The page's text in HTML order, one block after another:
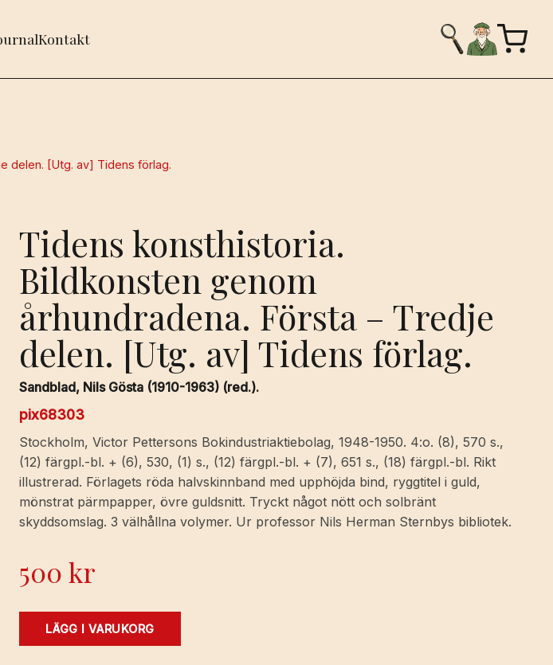
Kontakt
delen. [Utg. av] Tidens förlag.
Tidens konsthistoria.
Bildkonsten genom
århundradena. Första – Tredje
delen. [Utg. av] Tidens förlag.
Sandblad, Nils Gösta (1910-1963) (red.).
pix68303
Stockholm, Victor Pettersons Bokindustriaktiebolag, 1948-1950. 4:o. (8), 570 s.,
(12) färgpl.-bl. + (6), 530, (1) s., (12) färgpl.-bl. + (7), 651 s., (18) färgpl.-bl. Rikt
illustrerad. Förlagets röda halvskinnband med upphöjda bind, ryggtitel i guld,
mönstrat pärmpapper, övre guldsnitt. Tryckt något nött och solbränt
skyddsomslag. 3 välhållna volymer. Ur professor Nils Herman Sternbys bibliotek.
500kr
Tidens
LÄGG I VARUKORG